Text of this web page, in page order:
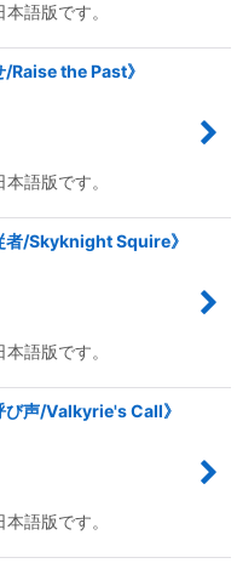
語版です。
Raise the Past》
語版です。
者/Skyknight Squire》
語版です。
声/Valkyrie's Call》
語版です。